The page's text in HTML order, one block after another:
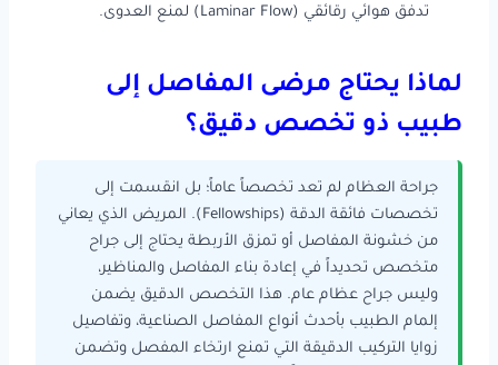
تدفق هوائي رقائقي (Laminar Flow) لمنع العدوى.
لماذا يحتاج مرضى المفاصل إلى
طبيب ذو تخصص دقيق؟
جراحة العظام لم تعد تخصصاً عاماً؛ بل انقسمت إلى
تخصصات فائقة الدقة (Fellowships). المريض الذي يعاني
من خشونة المفاصل أو تمزق الأربطة يحتاج إلى جراح
متخصص تحديداً في إعادة بناء المفاصل والمناظير،
وليس جراح عظام عام. هذا التخصص الدقيق يضمن
إلمام الطبيب بأحدث أنواع المفاصل الصناعية، وتفاصيل
زوايا التركيب الدقيقة التي تمنع ارتخاء المفصل وتضمن